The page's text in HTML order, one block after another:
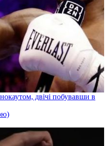
двічі побувавши в